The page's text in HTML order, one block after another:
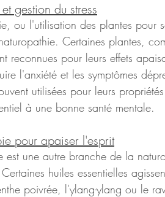
gestion du stress
ou l'utilisation des plantes pour
Certaines plantes,
reconnues pour leurs effets
l'anxiété et les symptômes
utilisées pour leurs
à une bonne santé mentale.
pour apaiser l'esprit
est une autre branche de la
huiles essentielles
poivrée, l'ylang-ylang ou le